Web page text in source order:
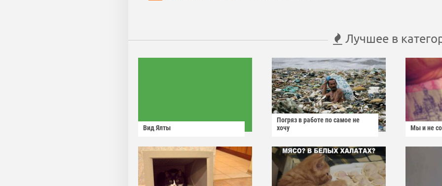
Лучшее в
Вид Ялты
Погряз в работе по самое не
хочу
Мы и не